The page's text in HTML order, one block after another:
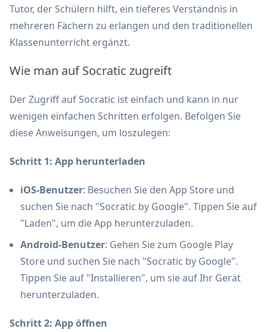
Tutor, der Schülern hilft, ein tieferes Verständnis in
mehreren Fächern zu erlangen und den traditionellen
Klassenunterricht ergänzt.
Wie man auf Socratic zugreift
Der Zugriff auf Socratic ist einfach und kann in nur
wenigen einfachen Schritten erfolgen. Befolgen Sie
diese Anweisungen, um loszulegen:
Schritt 1: App herunterladen
iOS-Benutzer: Besuchen Sie den App Store und
suchen Sie nach "Socratic by Google". Tippen Sie auf
"Laden", um die App herunterzuladen.
Android-Benutzer: Gehen Sie zum Google Play
Store und suchen Sie nach "Socratic by Google".
Tippen Sie auf "Installieren", um sie auf Ihr Gerät
herunterzuladen.
Schritt 2: App öffnen